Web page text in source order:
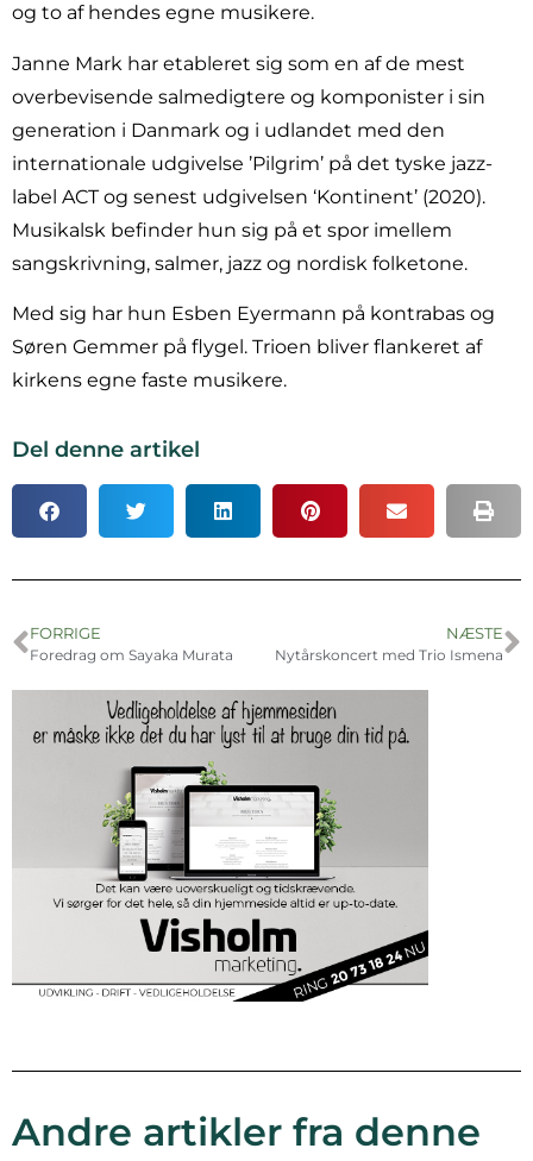
og to af hendes egne musikere.
Janne Mark har etableret sig som en af de mest
overbevisende salmedigtere og komponister i sin
generation i Danmark og i udlandet med den
internationale udgivelse ’Pilgrim’ på det tyske jazz-
label ACT og senest udgivelsen ‘Kontinent’ (2020).
Musikalsk befinder hun sig på et spor imellem
sangskrivning, salmer, jazz og nordisk folketone.
Med sig har hun Esben Eyermann på kontrabas og
Søren Gemmer på flygel. Trioen bliver flankeret af
kirkens egne faste musikere.
Del denne artikel
FORRIGE
Foredrag om Sayaka Murata
NÆSTE
Nytårskoncert med Trio Ismena
Andre artikler fra denne